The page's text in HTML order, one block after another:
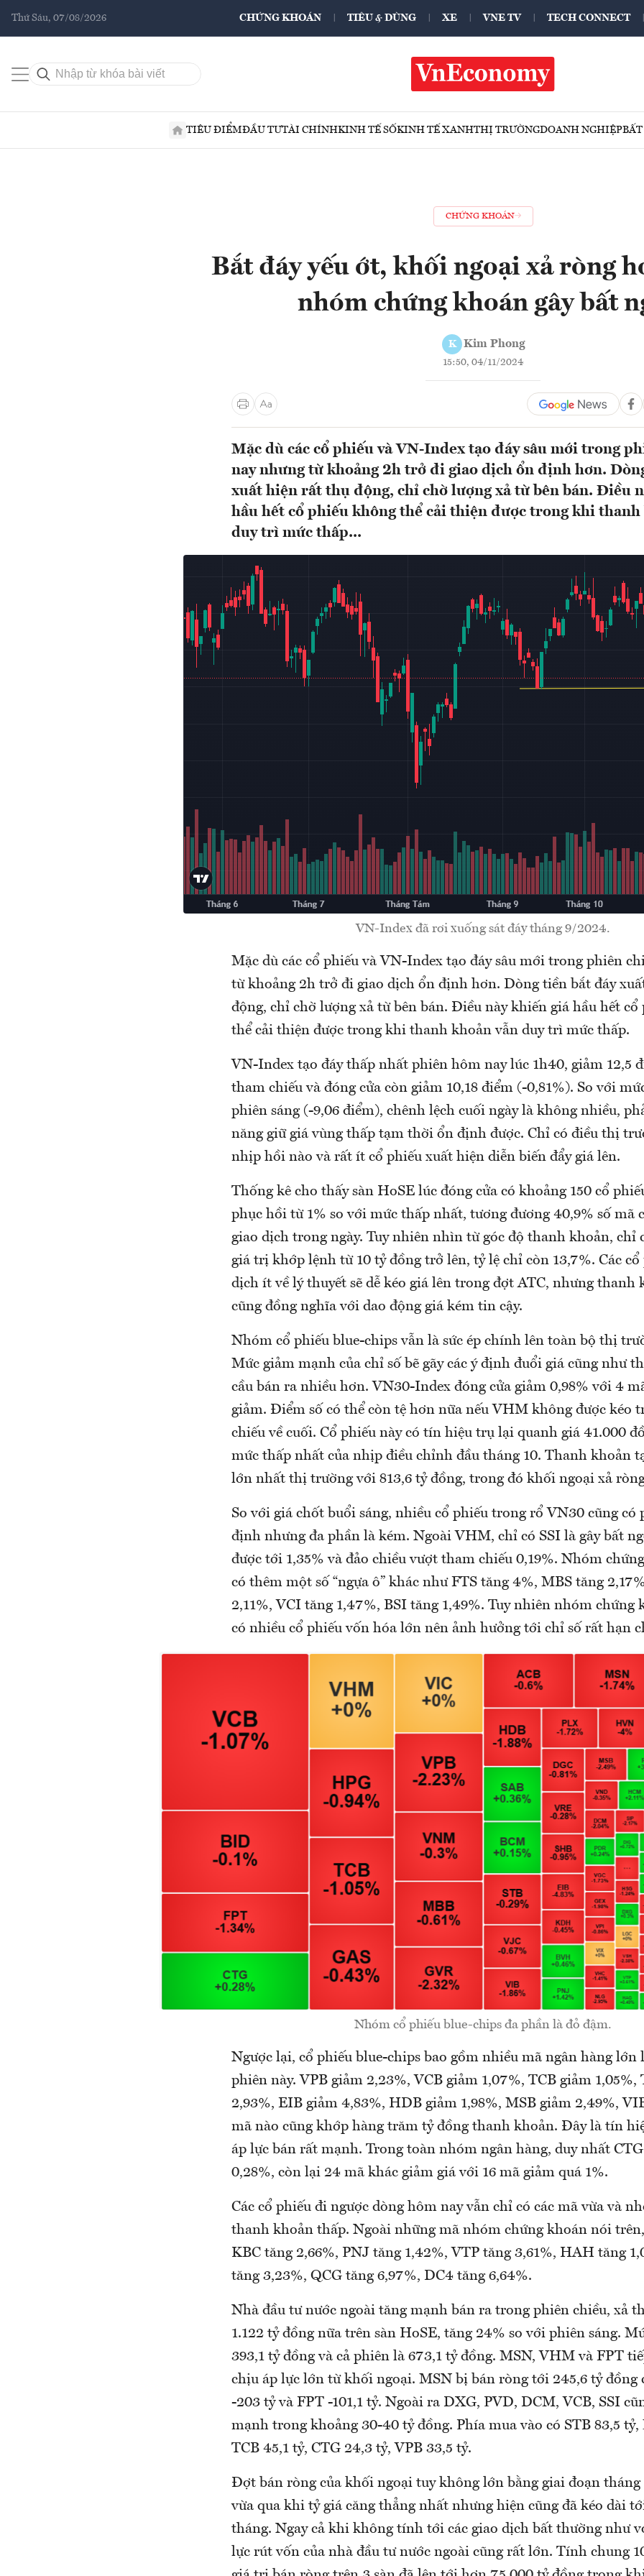
Thứ Sáu, 07/08/2026 CHỨNG KHOÁN TIÊU & DÙNG XE VNE TV TECH CONNECT
TIÊU ĐIỂMĐẦU TƯTÀI CHÍNHKINH TẾ SỐKINH TẾ XANHTHỊ TRƯỜNGDOANH NGHIỆPBẤT
CHỨNG KHOÁN
Bắt đáy yếu ớt, khối ngoại xả ròng
nhóm chứng khoán gây bất
K Kim Phong
15:50, 04/11/2024
Mặc dù các cổ phiếu và VN-Index tạo đáy sâu mới trong
nay nhưng từ khoảng 2h trở đi giao dịch ổn định hơn.
xuất hiện rất thụ động, chỉ chờ lượng xả từ bên bán. Điều
hầu hết cổ phiếu không thể cải thiện được trong khi thanh
duy trì mức thấp...
VN-Index đã rơi xuống sát đáy tháng 9/2024.
Mặc dù các cổ phiếu và VN-Index tạo đáy sâu mới trong phiên
từ khoảng 2h trở đi giao dịch ổn định hơn. Dòng tiền bắt đáy
động, chỉ chờ lượng xả từ bên bán. Điều này khiến giá hầu hết cổ
thể cải thiện được trong khi thanh khoản vẫn duy trì mức thấp.
VN-Index tạo đáy thấp nhất phiên hôm nay lúc 1h40, giảm 12,5
tham chiếu và đóng cửa còn giảm 10,18 điểm (-0,81%). So với
phiên sáng (-9,06 điểm), chênh lệch cuối ngày là không nhiều,
năng giữ giá vùng thấp tạm thời ổn định được. Chỉ có điều thị
nhịp hồi nào và rất ít cổ phiếu xuất hiện diễn biến đẩy giá lên.
Thống kê cho thấy sàn HoSE lúc đóng cửa có khoảng 150 cổ
phục hồi từ 1% so với mức thấp nhất, tương đương 40,9% số mã
giao dịch trong ngày. Tuy nhiên nhìn từ góc độ thanh khoản, chỉ
giá trị khớp lệnh từ 10 tỷ đồng trở lên, tỷ lệ chỉ còn 13,7%. Các cổ
dịch ít về lý thuyết sẽ dễ kéo giá lên trong đợt ATC, nhưng thanh
cũng đồng nghĩa với dao động giá kém tin cậy.
Nhóm cổ phiếu blue-chips vẫn là sức ép chính lên toàn bộ thị
Mức giảm mạnh của chỉ số bẽ gãy các ý định đuổi giá cũng như
cầu bán ra nhiều hơn. VN30-Index đóng cửa giảm 0,98% với 4
giảm. Điểm số có thể còn tệ hơn nữa nếu VHM không được kéo
chiếu về cuối. Cổ phiếu này có tín hiệu trụ lại quanh giá 41.000
mức thấp nhất của nhịp điều chỉnh đầu tháng 10. Thanh khoản
lớn nhất thị trường với 813,6 tỷ đồng, trong đó khối ngoại xả
So với giá chốt buổi sáng, nhiều cổ phiếu trong rổ VN30 cũng có
định nhưng đa phần là kém. Ngoài VHM, chỉ có SSI là gây bất
được tới 1,35% và đảo chiều vượt tham chiếu 0,19%. Nhóm
có thêm một số “ngựa ô” khác như FTS tăng 4%, MBS tăng
2,11%, VCI tăng 1,47%, BSI tăng 1,49%. Tuy nhiên nhóm chứng
có nhiều cổ phiếu vốn hóa lớn nên ảnh hưởng tới chỉ số rất hạn
Nhóm cổ phiếu blue-chips đa phần là đỏ đậm.
Ngược lại, cổ phiếu blue-chips bao gồm nhiều mã ngân hàng lớn
phiên này. VPB giảm 2,23%, VCB giảm 1,07%, TCB giảm 1,05%,
2,93%, EIB giảm 4,83%, HDB giảm 1,98%, MSB giảm 2,49%,
mã nào cũng khớp hàng trăm tỷ đồng thanh khoản. Đây là tín
áp lực bán rất mạnh. Trong toàn nhóm ngân hàng, duy nhất
0,28%, còn lại 24 mã khác giảm giá với 16 mã giảm quá 1%.
Các cổ phiếu đi ngược dòng hôm nay vẫn chỉ có các mã vừa và
thanh khoản thấp. Ngoài những mã nhóm chứng khoán nói
KBC tăng 2,66%, PNJ tăng 1,42%, VTP tăng 3,61%, HAH tăng
tăng 3,23%, QCG tăng 6,97%, DC4 tăng 6,64%.
Nhà đầu tư nước ngoài tăng mạnh bán ra trong phiên chiều, xả
1.122 tỷ đồng nữa trên sàn HoSE, tăng 24% so với phiên sáng.
393,1 tỷ đồng và cả phiên là 673,1 tỷ đồng. MSN, VHM và FPT
chịu áp lực lớn từ khối ngoại. MSN bị bán ròng tới 245,6 tỷ đồng
-203 tỷ và FPT -101,1 tỷ. Ngoài ra DXG, PVD, DCM, VCB, SSI
mạnh trong khoảng 30-40 tỷ đồng. Phía mua vào có STB 83,5
TCB 45,1 tỷ, CTG 24,3 tỷ, VPB 33,5 tỷ.
Đợt bán ròng của khối ngoại tuy không lớn bằng giai đoạn
vừa qua khi tỷ giá căng thẳng nhất nhưng hiện cũng đã kéo dài
tháng. Ngay cả khi không tính tới các giao dịch bất thường như
lực rút vốn của nhà đầu tư nước ngoài cũng rất lớn. Tính chung